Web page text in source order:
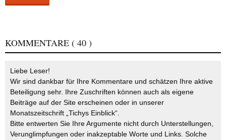
KOMMENTARE ( 40 )
Liebe Leser!
Wir sind dankbar für Ihre Kommentare und schätzen Ihre aktive
Beteiligung sehr. Ihre Zuschriften können auch als eigene
Beiträge auf der Site erscheinen oder in unserer
Monatszeitschrift „Tichys Einblick“.
Bitte entwerten Sie Ihre Argumente nicht durch Unterstellungen,
Verunglimpfungen oder inakzeptable Worte und Links. Solche